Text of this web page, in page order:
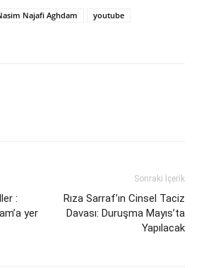
Najafi Aghdam
youtube
:
yer
Sonraki İçerik
Rıza Sarraf’ın Cinsel Taciz
Davası: Duruşma Mayıs’ta
Yapılacak